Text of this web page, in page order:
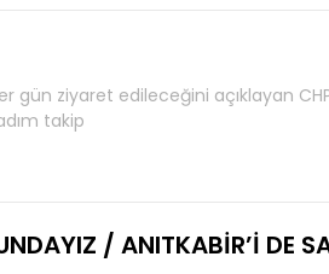
gün ziyaret edileceğini açıklayan
takip
/ ANITKABİR’İ DE